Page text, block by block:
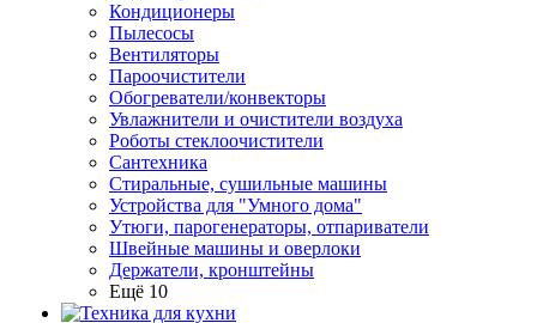
Кондиционеры
Пылесосы
Вентиляторы
Пароочистители
Обогреватели/конвекторы
Увлажнители и очистители воздуха
Роботы стеклоочистители
Сантехника
Стиральные, сушильные машины
Устройства для "Умного дома"
Утюги, парогенераторы, отпариватели
Швейные машины и оверлоки
Держатели, кронштейны
Ещё 10